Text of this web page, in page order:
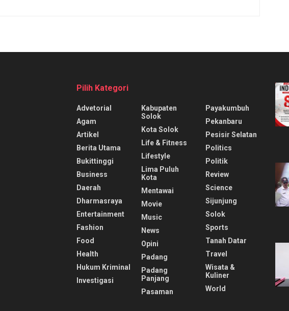
Pilih Kategori
Advetorial
Agam
Artikel
Berita Utama
Bukittinggi
Business
Daerah
Dharmasraya
Entertainment
Fashion
Food
Health
Hukum Kriminal
Investigasi
Kabupaten
Solok
Kota Solok
Life & Fitness
Lifestyle
Lima Puluh
Kota
Mentawai
Movie
Music
News
Opini
Padang
Padang
Panjang
Pasaman
Payakumbuh
Pekanbaru
Pesisir Selatan
Politics
Politik
Review
Science
Sijunjung
Solok
Sports
Tanah Datar
Travel
Wisata &
Kuliner
World